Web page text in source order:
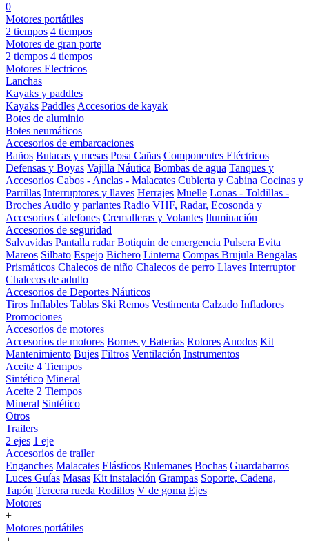
0
Motores portátiles
2 tiempos 4 tiempos
Motores de gran porte
2 tiempos 4 tiempos
Motores Electricos
Lanchas
Kayaks y paddles
Kayaks Paddles Accesorios de kayak
Botes de aluminio
Botes neumáticos
Accesorios de embarcaciones
Baños Butacas y mesas Posa Cañas Componentes Eléctricos
Defensas y Boyas Vajilla Náutica Bombas de agua Tanques y
Accesorios Cabos - Anclas - Malacates Cubierta y Cabina Cocinas y
Parrillas Interruptores y llaves Herrajes Muelle Lonas - Toldillas -
Broches Audio y parlantes Radio VHF, Radar, Ecosonda y
Accesorios Calefones Cremalleras y Volantes Iluminación
Accesorios de seguridad
Salvavidas Pantalla radar Botiquin de emergencia Pulsera Evita
Mareos Silbato Espejo Bichero Linterna Compas Brujula Bengalas
Prismáticos Chalecos de niño Chalecos de perro Llaves Interruptor
Chalecos de adulto
Accesorios de Deportes Náuticos
Tiros Inflables Tablas Ski Remos Vestimenta Calzado Infladores
Promociones
Accesorios de motores
Accesorios de motores Bornes y Baterias Rotores Anodos Kit
Mantenimiento Bujes Filtros Ventilación Instrumentos
Aceite 4 Tiempos
Sintético Mineral
Aceite 2 Tiempos
Mineral Sintético
Otros
Trailers
2 ejes 1 eje
Accesorios de trailer
Enganches Malacates Elásticos Rulemanes Bochas Guardabarros
Luces Guías Masas Kit instalación Grampas Soporte, Cadena,
Tapón Tercera rueda Rodillos V de goma Ejes
Motores
+
Motores portátiles